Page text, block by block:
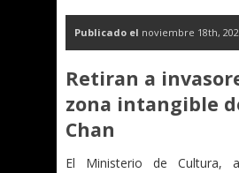
Publicado el noviembre 18th,
Retiran a
zona intangible
Chan
El Ministerio de Cultura,